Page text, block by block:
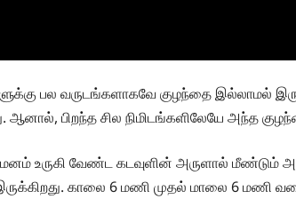
பல வருடங்களாகவே குழந்தை இல்லாமல்
பிறந்த சில நிமிடங்களிலேயே அந்த
உருகி வேண்ட கடவுளின் அருளால் மீண்டும்
காலை 6 மணி முதல் மாலை 6 மணி